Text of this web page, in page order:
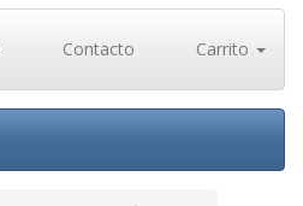
Contacto Carrito